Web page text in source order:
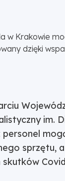
w Krakowie
dzięki
im.
personel
sprzętu,